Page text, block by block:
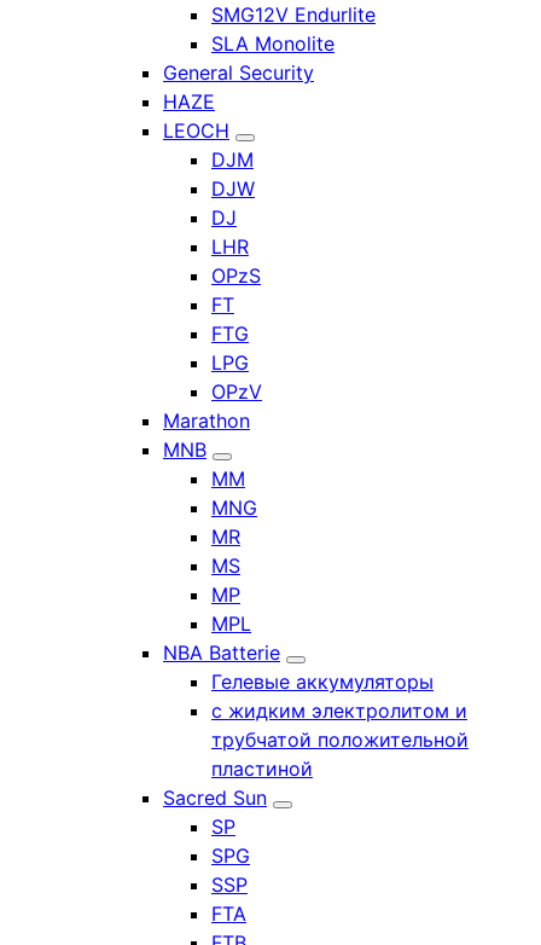
SMG12V Endurlite
SLA Monolite
General Security
HAZE
LEOCH
DJM
DJW
DJ
LHR
OPzS
FT
FTG
LPG
OPzV
Marathon
MNB
MM
MNG
MR
MS
MP
MPL
NBA Batterie
Гелевые аккумуляторы
с жидким электролитом и
трубчатой положительной
пластиной
Sacred Sun
SP
SPG
SSP
FTA